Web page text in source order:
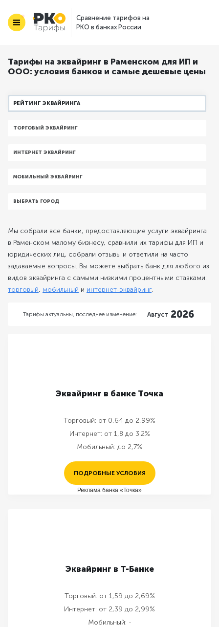
Сравнение тарифов на
РКО в банках России
Тарифы на эквайринг в Раменском для ИП и
ООО: условия банков и самые дешевые цены
РЕЙТИНГ ЭКВАЙРИНГА
ТОРГОВЫЙ ЭКВАЙРИНГ
ИНТЕРНЕТ ЭКВАЙРИНГ
МОБИЛЬНЫЙ ЭКВАЙРИНГ
ВЫБРАТЬ ГОРОД
Мы собрали все банки, предоставляющие услуги эквайринга
в Раменском малому бизнесу, сравнили их тарифы для ИП и
юридических лиц, собрали отзывы и ответили на часто
задаваемые вопросы. Вы можете выбрать банк для любого из
видов эквайринга с самыми низкими процентными ставками:
торговый, мобильный и интернет-эквайринг.
Тарифы актуальны, последнее изменение: Август 2026
Эквайринг в банке Точка
Торговый: от 0,64 до 2,99%
Интернет: от 1,8 до 3.2%
Мобильный: до 2,7%
ПОДРОБНЫЕ УСЛОВИЯ
Реклама банка «Точка»
Эквайринг в Т-Банке
Торговый: от 1,59 до 2,69%
Интернет: от 2,39 до 2,99%
Мобильный: -